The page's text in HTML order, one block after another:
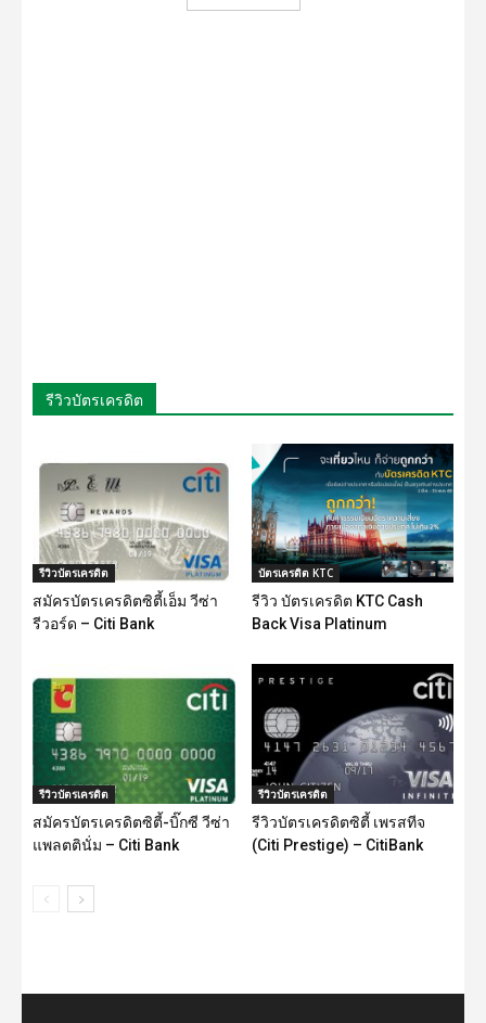
รีวิวบัตรเครดิต
รีวิวบัตรเครดิต
สมัครบัตรเครดิตซิตี้เอ็ม วีซ่า
รีวอร์ด – Citi Bank
บัตรเครดิต KTC
รีวิว บัตรเครดิต KTC Cash
Back Visa Platinum
รีวิวบัตรเครดิต
สมัครบัตรเครดิตซิตี้-บิ๊กซี วีซ่า
แพลตตินั่ม – Citi Bank
รีวิวบัตรเครดิต
รีวิวบัตรเครดิตซิตี้ เพรสทีจ
(Citi Prestige) – CitiBank